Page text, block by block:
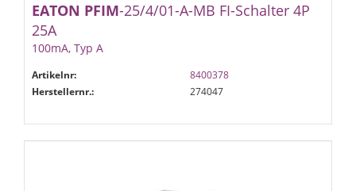
EATON PFIM-25/4/01-A-MB FI-Schalter 4P
25A
100mA, Typ A
Artikelnr:
8400378
Herstellernr.:
274047